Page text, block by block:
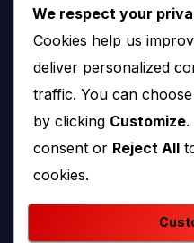
produkcija i
We respect your
Cookies help us
deliver personalized
traffic. You can
by clicking Customize.
consent or Reject All
cookies.